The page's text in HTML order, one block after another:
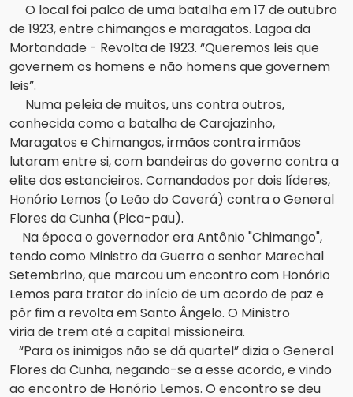
O local foi palco de uma batalha em 17 de outubro
de 1923, entre chimangos e maragatos. Lagoa da
Mortandade - Revolta de 1923. “Queremos leis que
governem os homens e não homens que governem
leis”.
Numa peleia de muitos, uns contra outros,
conhecida como a batalha de Carajazinho,
Maragatos e Chimangos, irmãos contra irmãos
lutaram entre si, com bandeiras do governo contra a
elite dos estancieiros. Comandados por dois líderes,
Honório Lemos (o Leão do Caverá) contra o General
Flores da Cunha (Pica-pau).
Na época o governador era Antônio "Chimango",
tendo como Ministro da Guerra o senhor Marechal
Setembrino, que marcou um encontro com Honório
Lemos para tratar do início de um acordo de paz e
pôr fim a revolta em Santo Ângelo. O Ministro
viria de trem até a capital missioneira.
“Para os inimigos não se dá quartel” dizia o General
Flores da Cunha, negando-se a esse acordo, e vindo
ao encontro de Honório Lemos. O encontro se deu